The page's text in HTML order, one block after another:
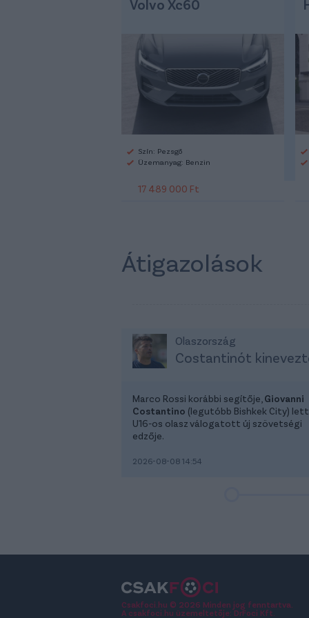
Volvo Xc60
Szín: Pezsgő
Üzemanyag: Benzin
17 489 000 Ft
Átigazolások
Olaszország
Costantinót
Marco Rossi korábbi segítője, Giovanni
Costantino (legutóbb Bishkek City)
U16-os olasz válogatott új szövetségi
edzője.
2026-08-08 14:54
Csakfoci.hu © 2026 Minden jog fenntartva.
A csakfoci.hu üzemeltetője: DrFoci Kft.